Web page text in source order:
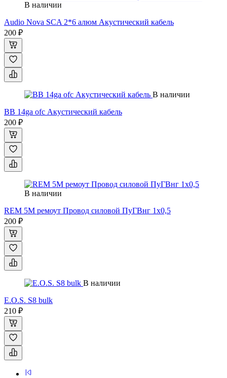
В наличии
Audio Nova SCA 2*6 алюм Акустический кабель
200 ₽
В наличии
BB 14ga ofc Акустический кабель
200 ₽
В наличии
REM 5M ремоут Провод силовой ПуГВнг 1x0,5
200 ₽
В наличии
E.O.S. S8 bulk
210 ₽